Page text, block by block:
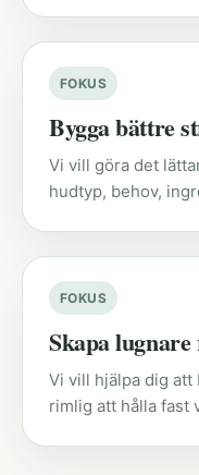
FOKUS
Bygga bättre
Vi vill göra det
hudtyp, behov,
FOKUS
Skapa
Vi vill hjälpa dig att
rimlig att hålla fast